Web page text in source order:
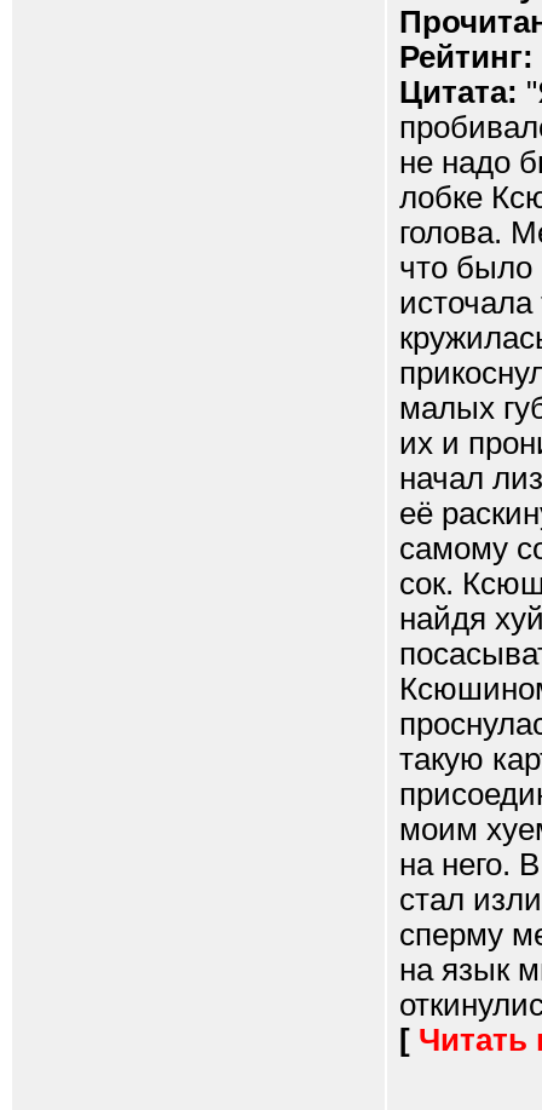
Рейтинг:
Цитата:
не надо
лобке
голова.
что было
малых
их и
начал
её
самому
сок.
найдя
такую
моим
на него.
стал
сперму
на язык
[ Читать